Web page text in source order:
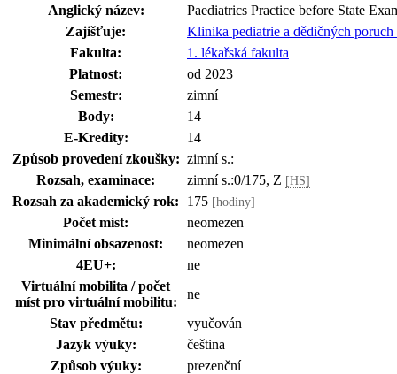
Anglický název:
Paediatrics Practice before State
Zajišťuje:
Klinika pediatrie a dědičných
Fakulta:
1. lékařská fakulta
Platnost:
od 2023
Semestr:
zimní
Body:
14
E-Kredity:
14
Způsob provedení zkoušky: zimní s.:
Rozsah, examinace:
zimní s.:0/175, Z [HS]
Rozsah za akademický rok: 175 [hodiny]
Počet míst:
neomezen
Minimální obsazenost:
neomezen
4EU+:
ne
Virtuální mobilita / počet
míst pro virtuální mobilitu:
ne
Stav předmětu:
vyučován
Jazyk výuky:
čeština
Způsob výuky:
prezenční